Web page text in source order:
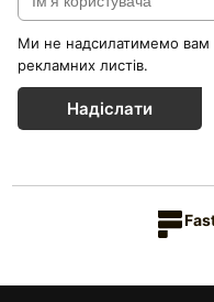
Ми не надсилатимемо вам
рекламних листів.
Надіслати